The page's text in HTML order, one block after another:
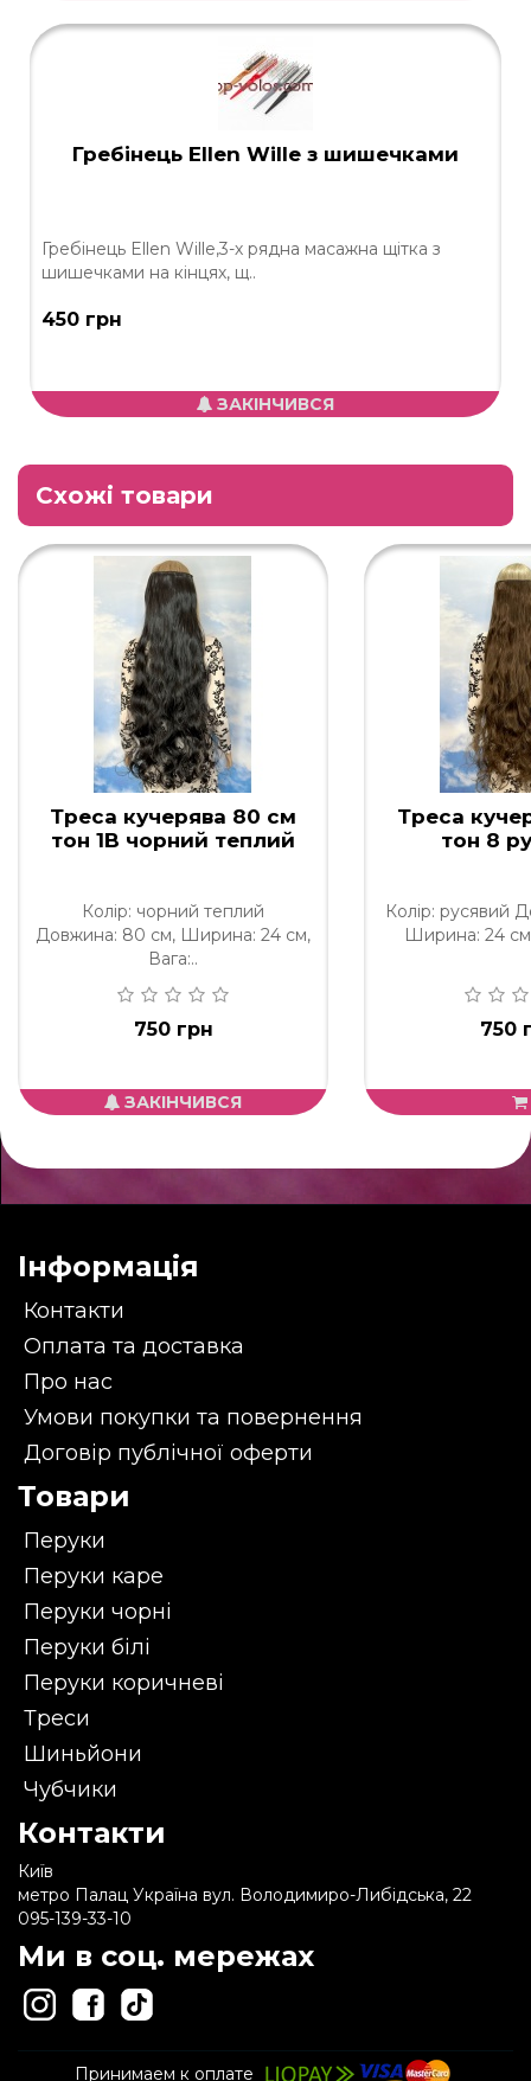
Гребінець Ellen Wille з шишечками
Гребінець Ellen Wille,3-х рядна масажна щітка з
шишечками на кінцях, щ..
450 грн
ЗАКІНЧИВСЯ
Схожі товари
Треса кучерява 80 см
тон 1B чорний теплий
Колір: чорний теплий
Довжина: 80 см, Ширина: 24 см,
Вага:..
750 грн
ЗАКІНЧИВСЯ
Треса
тон 8
Колір: русявий
Ширина: 24
750
Інформація
Контакти
Оплата та доставка
Про нас
Умови покупки та повернення
Договір публічної оферти
Товари
Перуки
Перуки каре
Перуки чорні
Перуки білі
Перуки коричневі
Треси
Шиньйони
Чубчики
Контакти
Київ
метро Палац Україна вул. Володимиро-Либідська, 22
095-139-33-10
Ми в соц. мережах
Принимаем к оплате